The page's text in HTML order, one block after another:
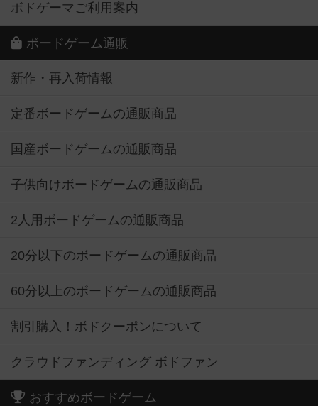
ボドゲーマご利用案内
ボードゲーム通販
新作・再入荷情報
定番ボードゲームの通販商品
国産ボードゲームの通販商品
子供向けボードゲームの通販商品
2人用ボードゲームの通販商品
20分以下のボードゲームの通販商品
60分以上のボードゲームの通販商品
割引購入！ボドクーポンについて
クラウドファンディング ボドファン
おすすめボードゲーム